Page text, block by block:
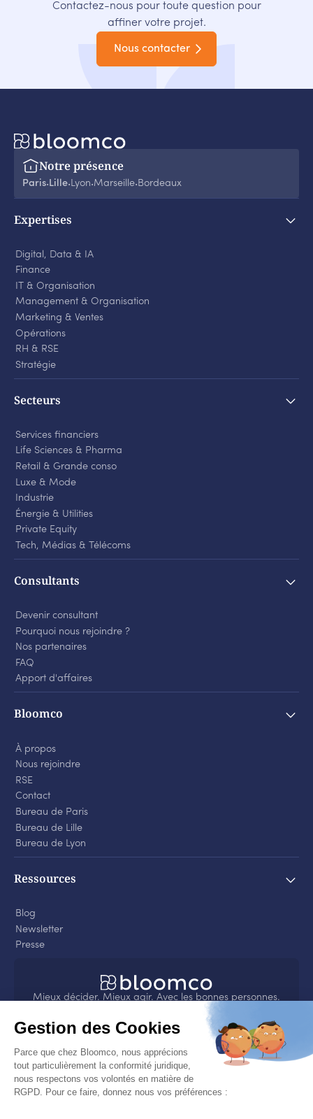
Contactez-nous pour toute question pour
affiner votre projet.
Nous contacter
Notre présence
Paris‧ Lille‧ Lyon‧Marseille‧ Bordeaux
Expertises
Digital, Data & IA
Finance
IT & Organisation
Management & Organisation
Marketing & Ventes
Opérations
RH & RSE
Stratégie
Secteurs
Services financiers
Life Sciences & Pharma
Retail & Grande conso
Luxe & Mode
Industrie
Énergie & Utilities
Private Equity
Tech, Médias & Télécoms
Consultants
Devenir consultant
Pourquoi nous rejoindre ?
Nos partenaires
FAQ
Apport d'affaires
Bloomco
À propos
Nous rejoindre
RSE
Contact
Bureau de Paris
Bureau de Lille
Bureau de Lyon
Ressources
Blog
Newsletter
Presse
Mieux décider. Mieux agir. Avec les bonnes personnes.
sur